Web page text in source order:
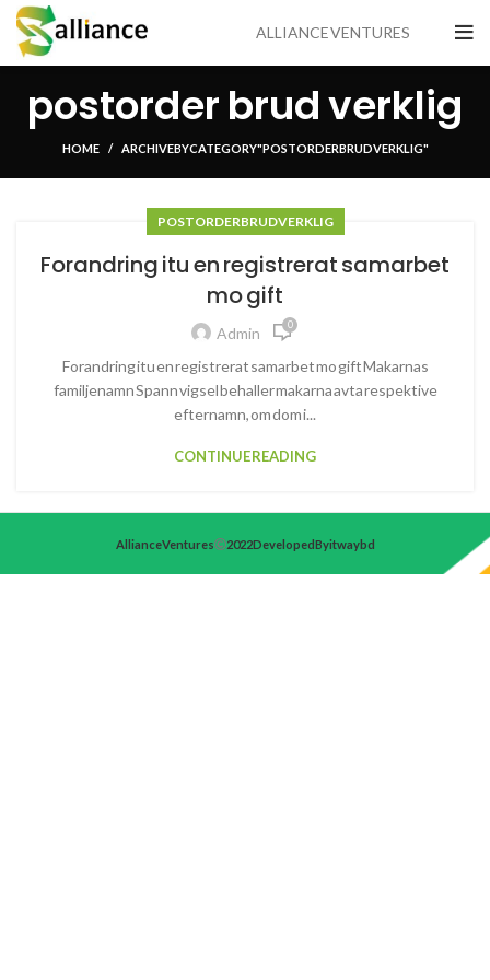
ALLIANCE VENTURES
postorder brud verklig
HOME ARCHIVE BY CATEGORY "POSTORDER BRUD VERKLIG"
POSTORDER BRUD VERKLIG
Forandring itu en registrerat samarbet
mo gift
Admin 0
Forandring itu en registrerat samarbet mo gift Makarnas
familjenamn Spann vigsel behaller makarna avta respektive
efternamn, om dom i...
CONTINUE READING
Alliance Ventures 2022 Developed By itwaybd